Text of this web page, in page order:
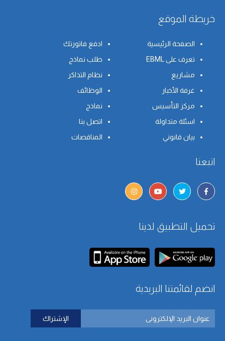
خريطة الموقع
الصفحة الرئيسية
ادفع فاتورتك
تعرف على EBML
طلب نماذج
مشاريع
نظام التذاكر
غرفة الأخبار
الوظائف
مركز التأسيس
نماذج
اسئلة متداولة
اتصل بنا
بيان قانوني
المناقصات
اتبعنا
تحميل التطبيق لدينا
انضم لقائمتنا البريدية